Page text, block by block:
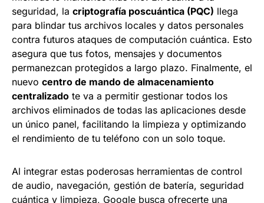
seguridad, la criptografía poscuántica (PQC) llega
para blindar tus archivos locales y datos personales
contra futuros ataques de computación cuántica. Esto
asegura que tus fotos, mensajes y documentos
permanezcan protegidos a largo plazo. Finalmente, el
nuevo centro de mando de almacenamiento
centralizado te va a permitir gestionar todos los
archivos eliminados de todas las aplicaciones desde
un único panel, facilitando la limpieza y optimizando
el rendimiento de tu teléfono con un solo toque.
Al integrar estas poderosas herramientas de control
de audio, navegación, gestión de batería, seguridad
cuántica y limpieza, Google busca ofrecerte una